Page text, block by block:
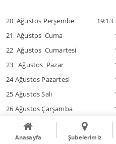
20 Ağustos Perşembe 19:13
21 Ağustos Cuma
22 Ağustos Cumartesi
23 Ağustos Pazar
24 Ağustos Pazartesi
25 Ağustos Salı
26 Ağustos Çarşamba
27 Ağustos Perşembe
28 Ağustos Cuma
Anasayfa Şubelerimiz